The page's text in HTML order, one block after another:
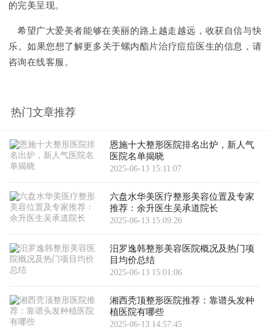
的完美呈现。
希望广大爱美者能够在美丽的路上越走越远，收获自信与快
乐。如果您想了解更多关于螺内酯片治疗痘痘医生的信息，请
咨询在线客服。
热门文章推荐
恩施十大整形医院排名出炉，新人气
医院名单揭晓
2025-06-13 15:11:07
六盘水华美医疗整形美容位置及专家
推荐：余升医生吴承道院长
2025-06-13 15:09:26
汨罗逸韩整形美容医院概况及热门项
目均价总结
2025-06-13 15:01:06
湘西秃顶整形医院推荐：靠谱头发种
植医院有哪些
2025-06-13 14:57:45